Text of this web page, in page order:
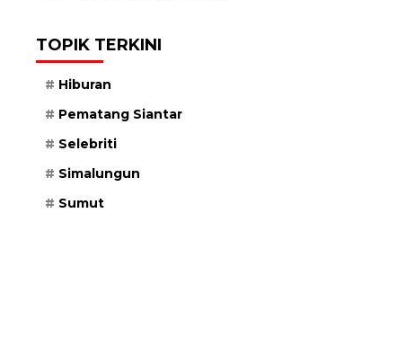
TOPIK TERKINI
Hiburan
Pematang Siantar
Selebriti
Simalungun
Sumut